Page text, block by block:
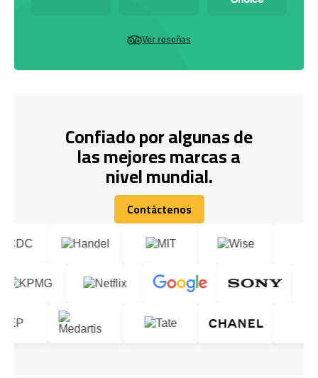
Ver reseñas
Confiado por algunas de
las mejores marcas a
nivel mundial.
Contáctenos
Contáctenos